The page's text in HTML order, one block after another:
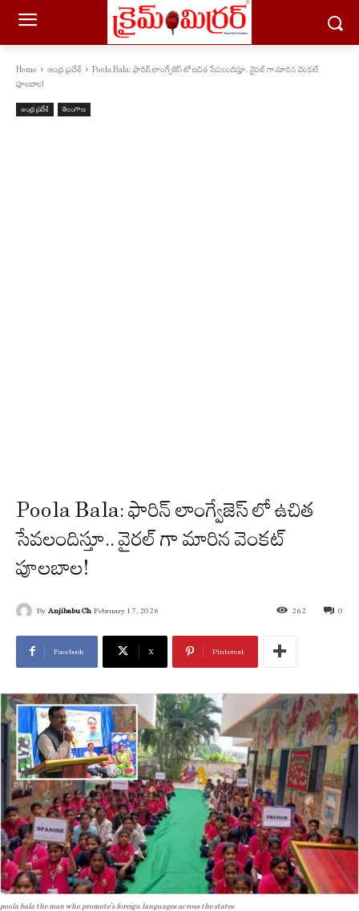
Home ఆంధ్ర ప్రదేశ్
Poola Bala: ఫారిన్ లాంగ్వేజెస్ లో ఉచిత సేవలందిస్తూ.. వైరల్ గా మారిన వెంకట్
పూలబాల!
ఆంధ్ర ప్రదేశ్ తెలంగాణ
Poola Bala: ఫారిన్ లాంగ్వేజెస్ లో ఉచిత
సేవలందిస్తూ.. వైరల్ గా మారిన వెంకట్
పూలబాల!
By Anjibabu Ch February 17, 2026 0
262
Facebook X Pinterest
poola bala the man who promote's foreign languages across the states